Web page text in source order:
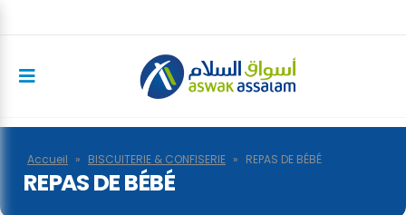
Accueil » BISCUITERIE & CONFISERIE » REPAS DE BÉBÉ
REPAS DE BÉBÉ